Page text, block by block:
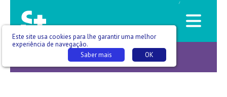
/
Com todo o gosto -T03 E001
Este site usa cookies para lhe garantir uma melhor
experiência de navegação.
OK
Saber mais